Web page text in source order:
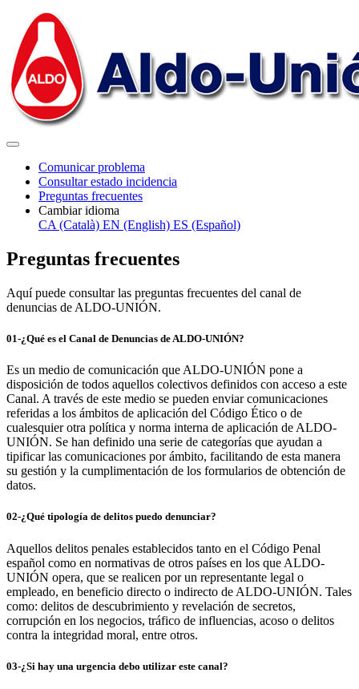
Comunicar problema
Consultar estado incidencia
Preguntas frecuentes
Cambiar idioma
CA (Català) EN (English) ES (Español)
Preguntas frecuentes
Aquí puede consultar las preguntas frecuentes del canal de
denuncias de ALDO-UNIÓN.
01-¿Qué es el Canal de Denuncias de ALDO-UNIÓN?
Es un medio de comunicación que ALDO-UNIÓN pone a
disposición de todos aquellos colectivos definidos con acceso a este
Canal. A través de este medio se pueden enviar comunicaciones
referidas a los ámbitos de aplicación del Código Ético o de
cualesquier otra política y norma interna de aplicación de ALDO-
UNIÓN. Se han definido una serie de categorías que ayudan a
tipificar las comunicaciones por ámbito, facilitando de esta manera
su gestión y la cumplimentación de los formularios de obtención de
datos.
02-¿Qué tipología de delitos puedo denunciar?
Aquellos delitos penales establecidos tanto en el Código Penal
español como en normativas de otros países en los que ALDO-
UNIÓN opera, que se realicen por un representante legal o
empleado, en beneficio directo o indirecto de ALDO-UNIÓN. Tales
como: delitos de descubrimiento y revelación de secretos,
corrupción en los negocios, tráfico de influencias, acoso o delitos
contra la integridad moral, entre otros.
03-¿Si hay una urgencia debo utilizar este canal?